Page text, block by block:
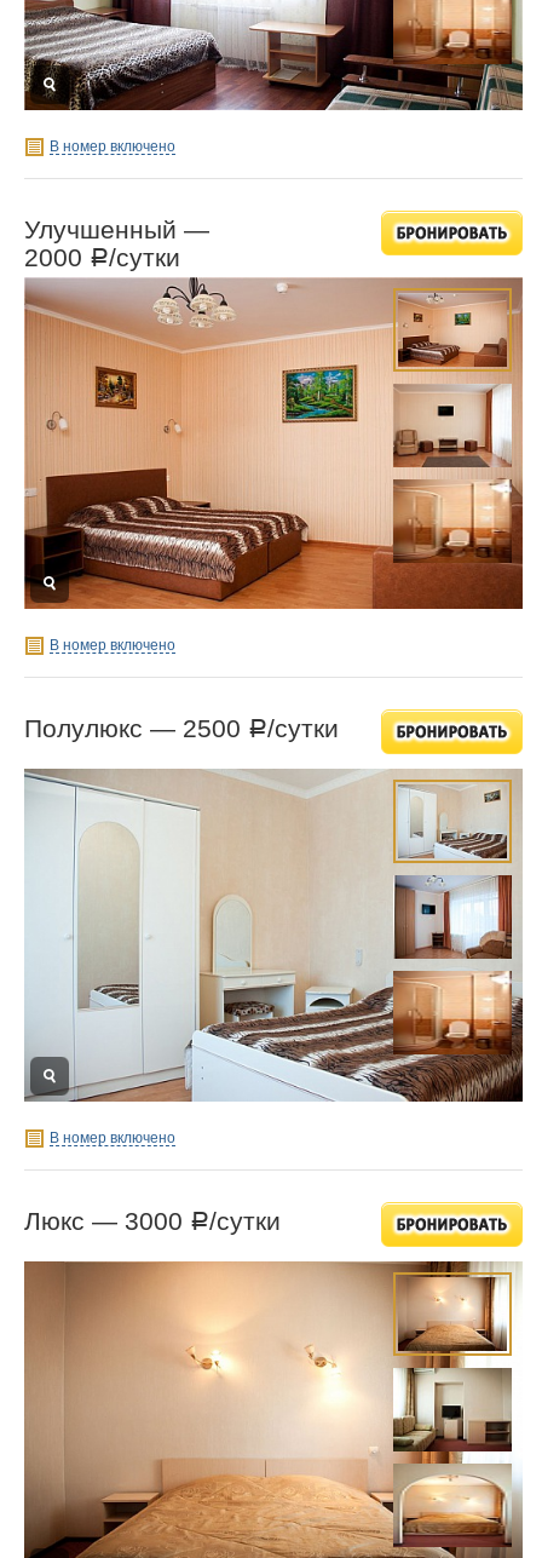
В номер включено
Улучшенный —
2000 Р/сутки
В номер включено
Полулюкс — 2500 Р/сутки
В номер включено
Люкс — 3000 Р/сутки